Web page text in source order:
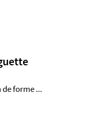
forme ...